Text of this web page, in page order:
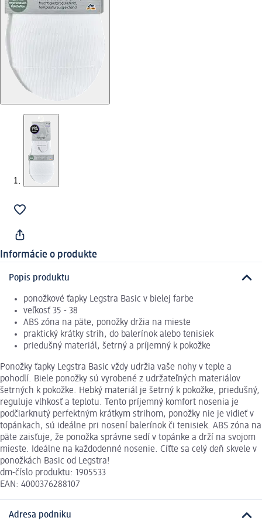
Informácie o produkte
Popis produktu
ponožkové ťapky Legstra Basic v bielej farbe
veľkosť 35 - 38
ABS zóna na päte, ponožky držia na mieste
praktický krátky strih, do balerínok alebo tenisiek
priedušný materiál, šetrný a príjemný k pokožke
Ponožky ťapky Legstra Basic vždy udržia vaše nohy v teple a
pohodlí. Biele ponožky sú vyrobené z udržateľných materiálov
šetrných k pokožke. Hebký materiál je šetrný k pokožke, priedušný,
reguluje vlhkosť a teplotu. Tento príjemný komfort nosenia je
podčiarknutý perfektným krátkym strihom, ponožky nie je vidieť v
topánkach, sú ideálne pri nosení balerínok či tenisiek. ABS zóna na
päte zaisťuje, že ponožka správne sedí v topánke a drží na svojom
mieste. Ideálne na každodenné nosenie. Cíťte sa celý deň skvele v
ponožkách Basic od Legstra!
dm-číslo produktu: 1905533
EAN: 4000376288107
Adresa podniku